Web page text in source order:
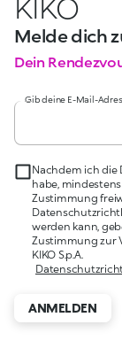
KIKO
Melde dich
Dein
Gib deine E-Mail-
Nachdem ich
habe,
Zustimmung
werden kann,
Zustimmung zur
KIKO S.p.A.
ANMELDEN